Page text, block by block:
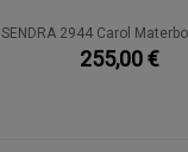
SENDRA 2944 Carol
255,00 €